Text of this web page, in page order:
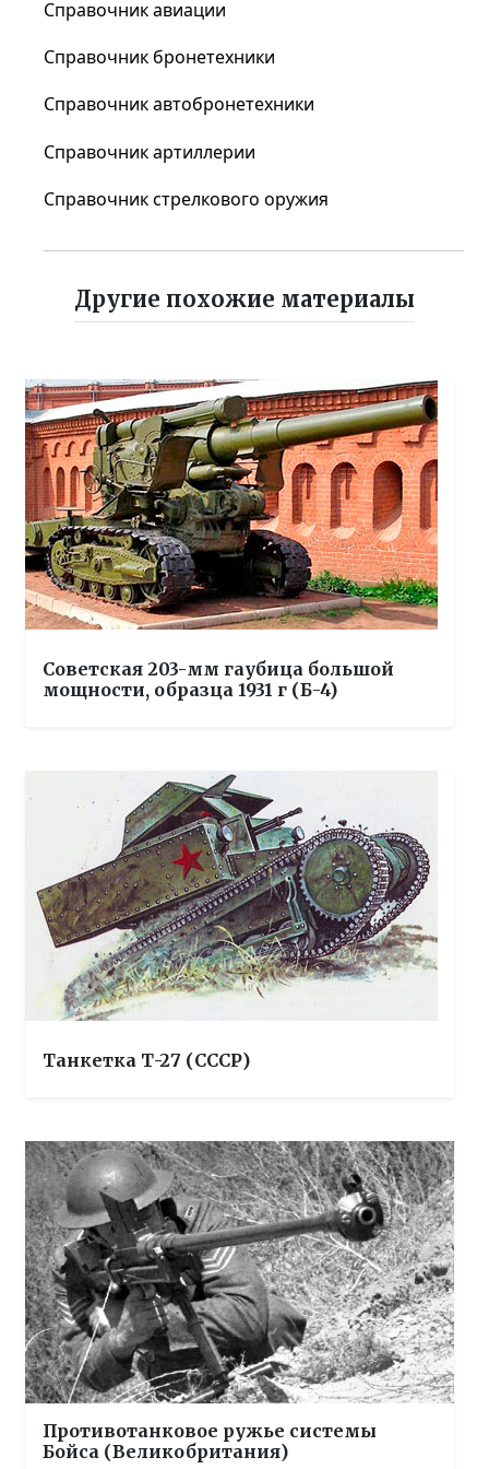
Справочник авиации
Справочник бронетехники
Справочник автобронетехники
Справочник артиллерии
Справочник стрелкового оружия
Другие похожие материалы
Советская 203-мм гаубица большой
мощности, образца 1931 г (Б-4)
Танкетка Т-27 (СССР)
Противотанковое ружье системы
Бойса (Великобритания)